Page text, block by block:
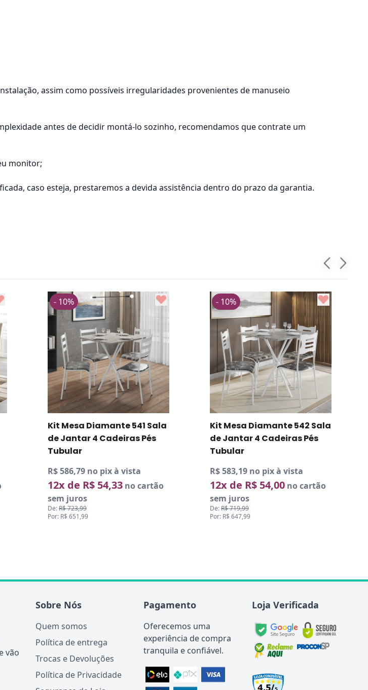
assim como possíveis irregularidades provenientes de manuseio
antes de decidir montá-lo sozinho, recomendamos que contrate um
monitor;
caso esteja, prestaremos a devida assistência dentro do prazo da garantia.
Kit Mesa Diamante 541 Sala
de Jantar 4 Cadeiras Pés
Tubular
R$ 586,79 no pix à vista
12x de R$ 54,33 no cartão
sem juros
De:R$ 723,99
Por: R$ 651,99
- 10%
Kit Mesa Diamante 542 Sala
de Jantar 4 Cadeiras Pés
Tubular
R$ 583,19 no pix à vista
12x de R$ 54,00 no cartão
sem juros
De:R$ 719,99
Por: R$ 647,99
- 10%
vão
Sobre Nós
Quem somos
Política de entrega
Trocas e Devoluções
Política de Privacidade
Pagamento
Oferecemos uma
experiência de compra
tranquila e confiável.
Loja Verificada